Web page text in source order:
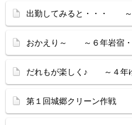
出勤してみると・・・ ～
おかえり～ ～６年岩宿・
だれもが楽しく♪ ～４年
第１回城郷クリーン作戦